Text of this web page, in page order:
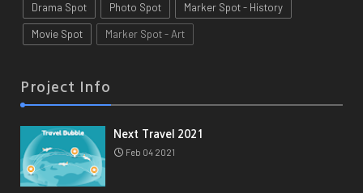
Drama Spot Photo Spot Marker Spot - History
Movie Spot Marker Spot - Art
Project Info
Next Travel 2021
Feb 04 2021